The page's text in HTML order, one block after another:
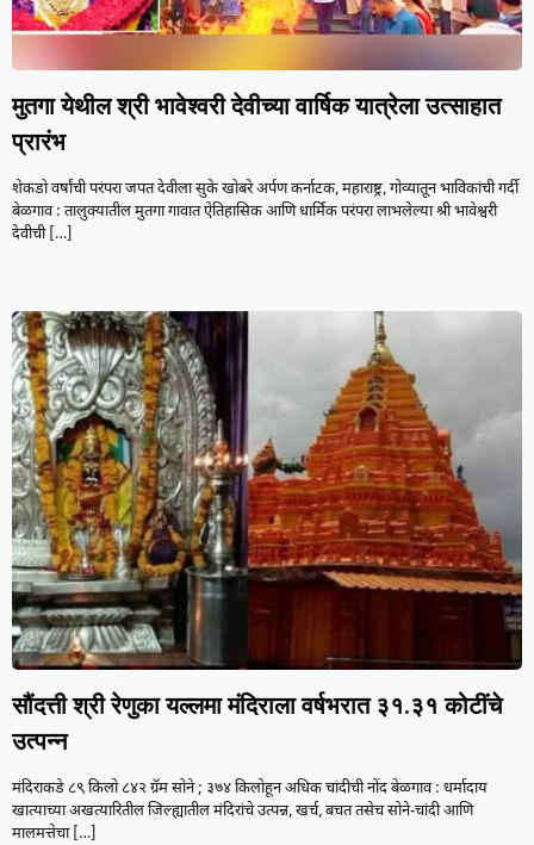
मुतगा येथील श्री भावेश्वरी देवीच्या वार्षिक यात्रेला उत्साहात
प्रारंभ
शेकडो वर्षांची परंपरा जपत देवीला सुके खोबरे अर्पण कर्नाटक, महाराष्ट्र, गोव्यातून भाविकांची गर्दी
बेळगाव : तालुक्यातील मुतगा गावात ऐतिहासिक आणि धार्मिक परंपरा लाभलेल्या श्री भावेश्वरी
देवीची[…]
सौंदत्ती श्री रेणुका यल्लमा मंदिराला वर्षभरात ३१.३१ कोटींचे
उत्पन्न
मंदिराकडे ८९ किलो ८४२ ग्रॅम सोने ; ३७४ किलोहून अधिक चांदीची नोंद बेळगाव : धर्मादाय
खात्याच्या अखत्यारितील जिल्ह्यातील मंदिरांचे उत्पन्न, खर्च, बचत तसेच सोने-चांदी आणि
मालमत्तेचा[…]